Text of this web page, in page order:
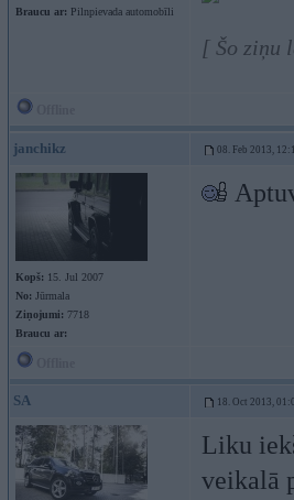
Braucu ar: Pilnpievada automobīli
[ Šo ziņu
janchikz 08. Feb 2013,
Kopš: 15. Jul 2007
No: Jūrmala
Ziņojumi: 7718
Braucu ar:
SA 18. Oct 2013,
Liku
veikalā